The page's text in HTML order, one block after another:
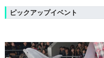
ピックアップイベント